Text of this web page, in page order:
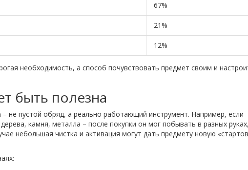
67%
21%
12%
необходимость, а способ почувствовать предмет своим и
быть полезна
– не пустой обряд, а реально работающий инструмент. Например, если
камня, металла – после покупки он мог побывать в разных руках,
небольшая чистка и активация могут дать предмету новую